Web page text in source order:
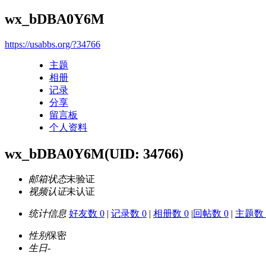
wx_bDBA0Y6M
https://usabbs.org/?34766
主题
相册
记录
分享
留言板
个人资料
wx_bDBA0Y6M(UID: 34766)
邮箱状态未验证
视频认证未认证
统计信息 好友数 0 | 记录数 0 | 相册数 0 |回帖数 0 | 主题数
性别保密
生日-